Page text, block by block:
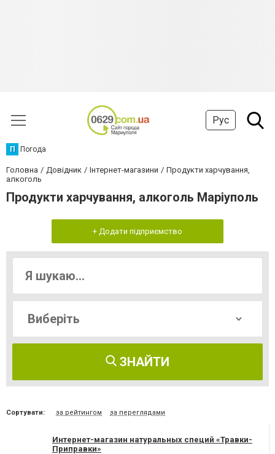
Рус
П Погода
Головна Довідник Інтернет-магазини
Продукти харчування,
алкоголь
Продукти харчування, алкоголь Маріуполь
+ Додати підприємство
ЗНАЙТИ
Сортувати: за рейтингом за переглядами
Интернет-магазин натуральных специй «Травки-
Приправки»